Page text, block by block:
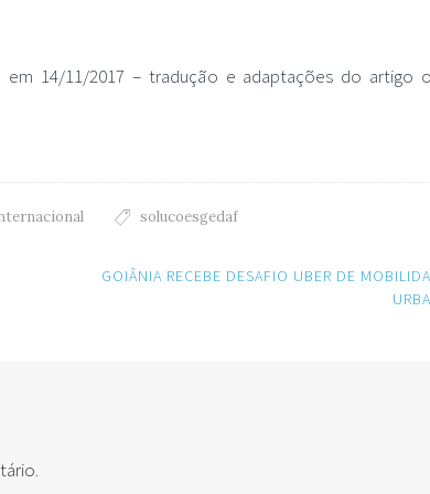
em 14/11/2017 – tradução e adaptações do artigo
solucoesgedaf
GOIÂNIA RECEBE DESAFIO UBER DE